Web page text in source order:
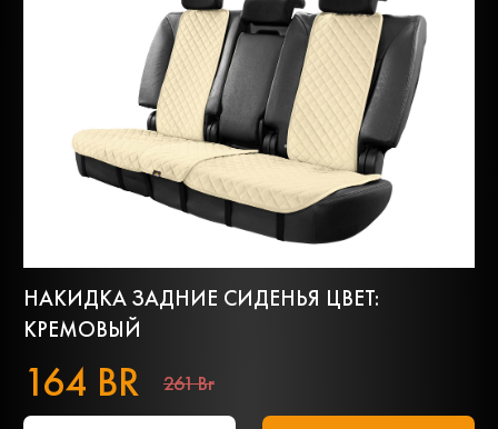
НАКИДКА ЗАДНИЕ СИДЕНЬЯ ЦВЕТ:
КРЕМОВЫЙ
164 BR 261 Br